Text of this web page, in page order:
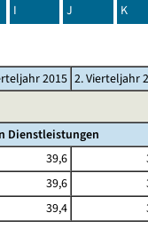
I J K
2015 2. Vierteljahr
Dienstleistungen
39,6
39,6
39,4